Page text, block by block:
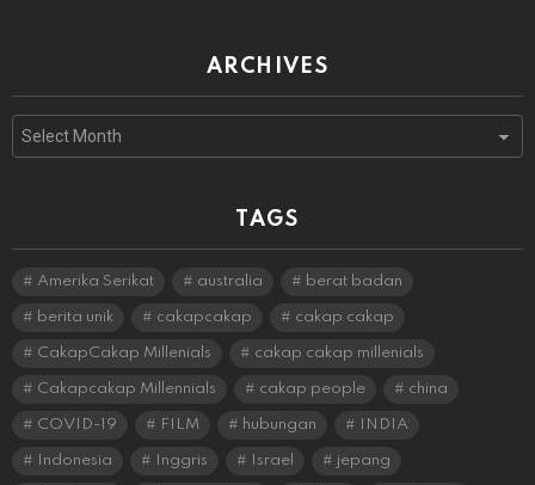
ARCHIVES
TAGS
Amerika Serikat australia berat badan
berita unik cakapcakap cakap cakap
CakapCakap Millenials cakap cakap millenials
Cakapcakap Millennials cakap people china
COVID-19 FILM hubungan INDIA
Indonesia Inggris Israel jepang